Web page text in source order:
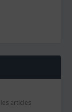
articles